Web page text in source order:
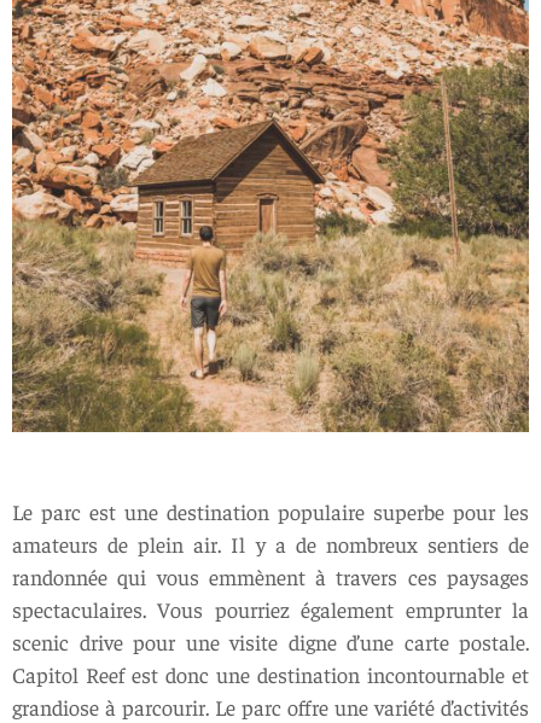
Le parc est une destination populaire superbe pour les
amateurs de plein air. Il y a de nombreux sentiers de
randonnée qui vous emmènent à travers ces paysages
spectaculaires. Vous pourriez également emprunter la
scenic drive pour une visite digne d’une carte postale.
Capitol Reef est donc une destination incontournable et
grandiose à parcourir. Le parc offre une variété d’activités